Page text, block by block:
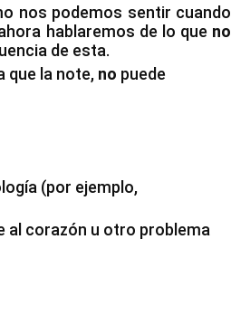
nos podemos sentir cuando
hablaremos de lo que no
de esta.
que la note, no puede
(por ejemplo,
al corazón u otro problema